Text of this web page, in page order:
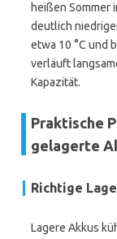
heißen Sommer
deutlich
etwa 10 °C und
verläuft
Kapazität.
Praktische
gelagerte
Richtige
Lagere Akkus